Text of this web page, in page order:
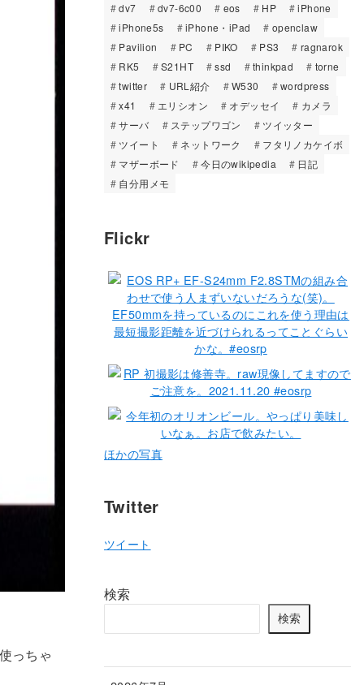
っちゃ
dv7
dv7-6c00 eos HP
iPhone
iPhone5s
iPhone・iPad
openclaw
Pavilion
PC PIKO PS3
ragnarok
RK5
S21HT ssd thinkpad
torne
twitter
URL紹介 W530
wordpress
x41
エリシオン オデッセイ
カメラ
サーバ
ステップワゴン
ツイッター
ツイート
ネットワーク
フタリノカケイボ
マザーボード
今日のwikipedia
日記
自分用メモ
Flickr
ほかの写真
Twitter
ツイート
検索
検索